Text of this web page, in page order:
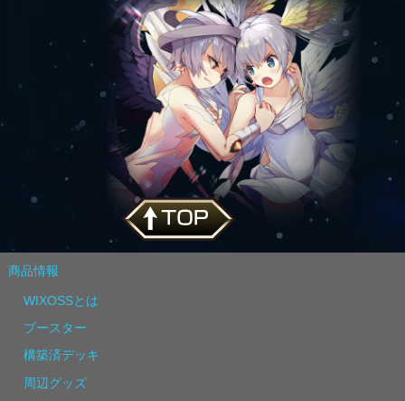
商品情報
WIXOSSとは
ブースター
構築済デッキ
周辺グッズ